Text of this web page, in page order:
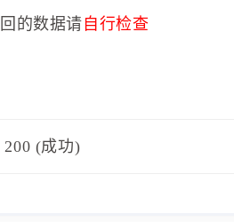
的数据请 自行检查
(成功)